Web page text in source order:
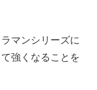
マンシリーズに
強くなることを